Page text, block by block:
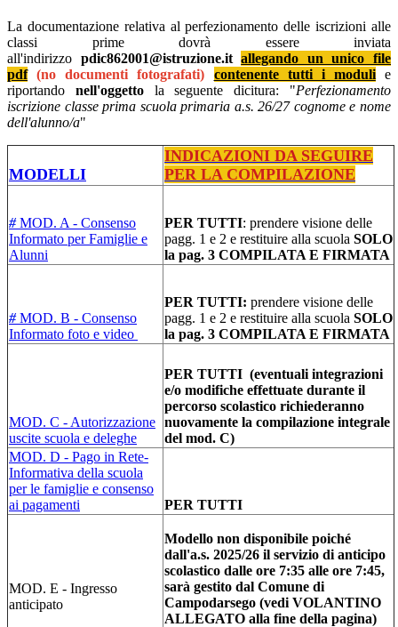
La documentazione relativa al perfezionamento delle iscrizioni alle
classi prime dovrà essere inviata
all'indirizzo pdic862001@istruzione.it allegando un unico file
pdf (no documenti fotografati) contenente tutti i moduli e
riportando nell'oggettola seguente dicitura: "Perfezionamento
iscrizione classe prima scuola primaria a.s. 26/27 cognome e nome
dell'alunno/a"
MODELLI
INDICAZIONI DA SEGUIRE
PER LA COMPILAZIONE
#MOD. A - Consenso
Informato per Famiglie e
Alunni
PER TUTTI: prendere visione delle
pagg. 1 e 2 e restituire alla scuola SOLO
la pag. 3 COMPILATA E FIRMATA
#MOD. B - Consenso
Informato foto e video
PER TUTTI: prendere visione delle
pagg. 1 e 2 e restituire alla scuola SOLO
la pag. 3 COMPILATA E FIRMATA
MOD. C - Autorizzazione
uscite scuola e deleghe
PER TUTTI (eventuali integrazioni
e/o modifiche effettuate durante il
percorso scolastico richiederanno
nuovamente la compilazione integrale
del mod. C)
MOD. D - Pago in Rete-
Informativa della scuola
per le famiglie e consenso
ai pagamenti
PER TUTTI
MOD. E - Ingresso
anticipato
Modello non disponibile poiché
dall'a.s. 2025/26 il servizio di anticipo
scolastico dalle ore 7:35 alle ore 7:45,
sarà gestito dal Comune di
Campodarsego (vedi VOLANTINO
ALLEGATO alla fine della pagina)